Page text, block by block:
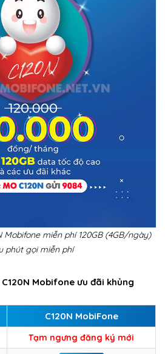
Mobifone miễn phí 120GB (4GB/ngày)
phút gọi miễn phí
Mobifone ưu đãi khủng
C120N MobiFone
Tạm ngưng đăng ký mới